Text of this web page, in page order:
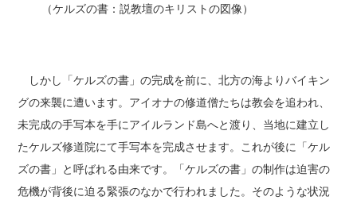
（ケルズの書：説教壇のキリストの図像）
しかし「ケルズの書」の完成を前に、北方の海よりバイキン
グの来襲に遭います。アイオナの修道僧たちは教会を追われ、
未完成の手写本を手にアイルランド島へと渡り、当地に建立し
たケルズ修道院にて手写本を完成させます。これが後に「ケル
ズの書」と呼ばれる由来です。「ケルズの書」の制作は迫害の
危機が背後に迫る緊張のなかで行われました。そのような状況